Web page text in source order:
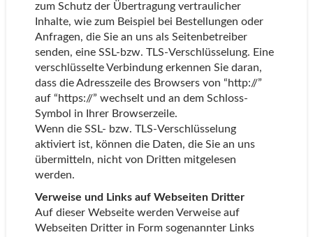
zum Schutz der Übertragung vertraulicher
Inhalte, wie zum Beispiel bei Bestellungen oder
Anfragen, die Sie an uns als Seitenbetreiber
senden, eine SSL-bzw. TLS-Verschlüsselung. Eine
verschlüsselte Verbindung erkennen Sie daran,
dass die Adresszeile des Browsers von “http://”
auf “https://” wechselt und an dem Schloss-
Symbol in Ihrer Browserzeile.
Wenn die SSL- bzw. TLS-Verschlüsselung
aktiviert ist, können die Daten, die Sie an uns
übermitteln, nicht von Dritten mitgelesen
werden.
Verweise und Links auf Webseiten Dritter
Auf dieser Webseite werden Verweise auf
Webseiten Dritter in Form sogenannter Links